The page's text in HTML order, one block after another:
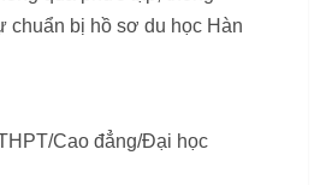
chuẩn bị hồ sơ du học Hàn
Cao đẳng/Đại học